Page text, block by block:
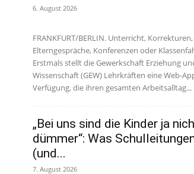
6. August 2026
FRANKFURT/BERLIN. Unterricht, Korrekturen,
Elterngespräche, Konferenzen oder
Erstmals stellt die Gewerkschaft Erziehung
Wissenschaft (GEW) Lehrkräften eine Web-
Verfügung, die ihren gesamten Arbeitsalltag...
„Bei uns sind die Kinder ja
dümmer“: Was
(und...
7. August 2026